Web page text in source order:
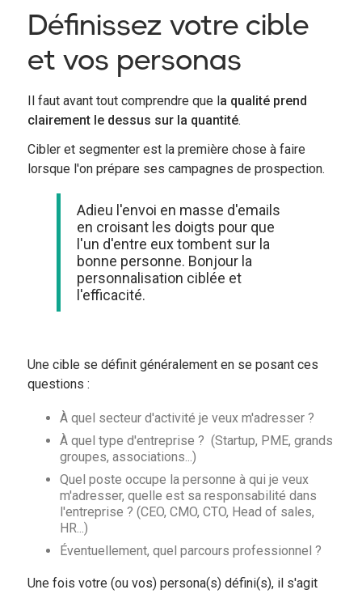
Définissez votre cible
et vos personas
Il faut avant tout comprendre que l a qualité prend
clairement le dessus sur la quantité.
Cibler et segmenter est la première chose à faire
lorsque l'on prépare ses campagnes de prospection.
Adieu l'envoi en masse d'emails
en croisant les doigts pour que
l'un d'entre eux tombent sur la
bonne personne. Bonjour la
personnalisation ciblée et
l'efficacité.
Une cible se définit généralement en se posant ces
questions :
À quel secteur d'activité je veux m'adresser ?
À quel type d'entreprise ? (Startup, PME, grands
groupes, associations...)
Quel poste occupe la personne à qui je veux
m'adresser, quelle est sa responsabilité dans
l'entreprise ? (CEO, CMO, CTO, Head of sales,
HR...)
Éventuellement, quel parcours professionnel ?
Une fois votre (ou vos) persona(s) défini(s), il s'agit